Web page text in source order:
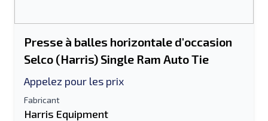
Presse à balles horizontale d'occasion
Selco (Harris) Single Ram Auto Tie
Appelez pour les prix
Fabricant
Harris Equipment